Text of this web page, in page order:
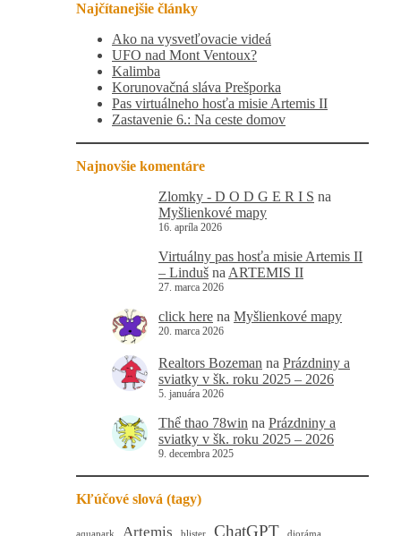
Najčítanejšie články
Ako na vysvetľovacie videá
UFO nad Mont Ventoux?
Kalimba
Korunovačná sláva Prešporka
Pas virtuálneho hosťa misie Artemis II
Zastavenie 6.: Na ceste domov
Najnovšie komentáre
Zlomky - D O D G E R I S na
Myšlienkové mapy
16. apríla 2026
Virtuálny pas hosťa misie Artemis II
– Linduš naARTEMIS II
27. marca 2026
click here na Myšlienkové mapy
20. marca 2026
Realtors Bozeman na Prázdniny a
sviatky v šk. roku 2025 – 2026
5. januára 2026
Thể thao 78win na Prázdniny a
sviatky v šk. roku 2025 – 2026
9. decembra 2025
Kľúčové slová (tagy)
Artemis ChatGPT